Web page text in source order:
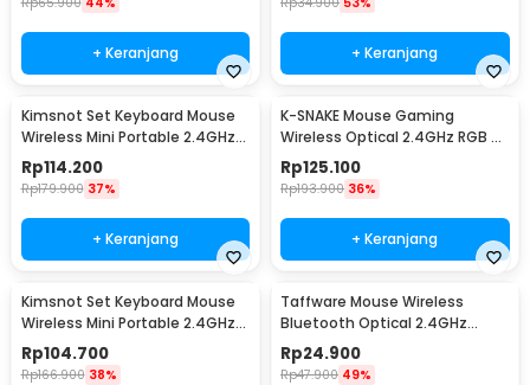
+ Keranjang + Keranjang
Kimsnot Set Keyboard Mouse
Wireless Mini Portable 2.4GHz
Ergonomic - JP106
Rp114.200
Rp179.900 37%
+ Keranjang
K-SNAKE Mouse Gaming
Wireless Optical 2.4GHz RGB 6
Key 1600DPI - BM600
Rp125.100
Rp193.900 36%
+ Keranjang
Kimsnot Set Keyboard Mouse
Wireless Mini Portable 2.4GHz
Ergonomic - KM-911
Rp104.700
Rp166.900 38%
Taffware Mouse Wireless
Bluetooth Optical 2.4GHz
Silent Click 1600DPI - DC001
Rp24.900
Rp47.900 49%